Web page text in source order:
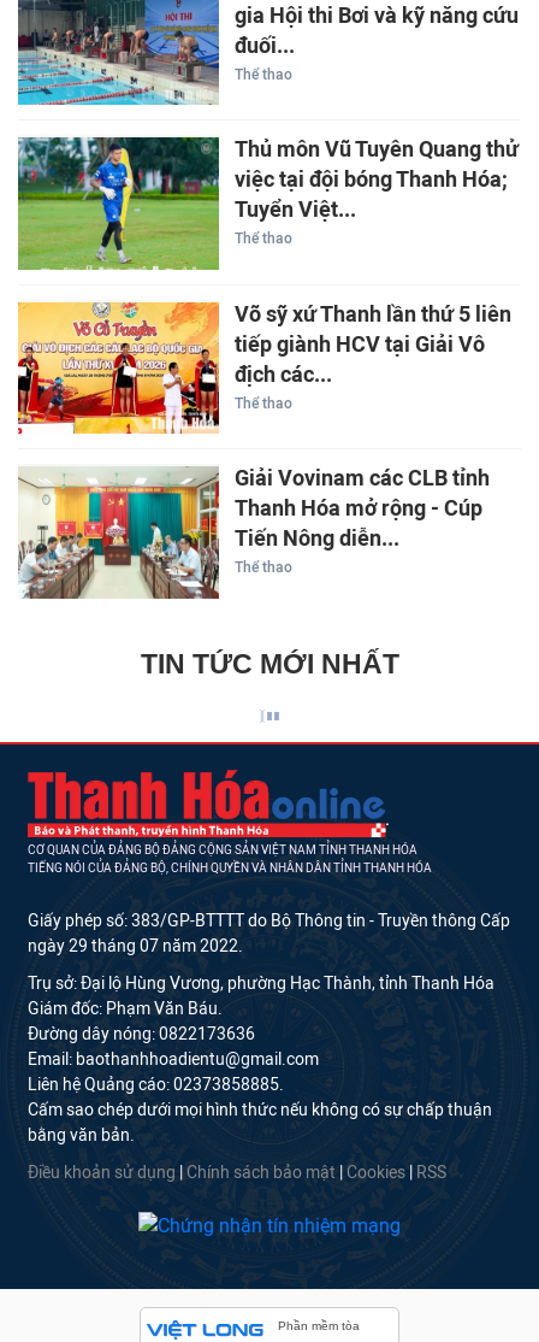
gia Hội thi Bơi và kỹ năng cứu
đuối...
Thể thao
Thủ môn Vũ Tuyên Quang thử
việc tại đội bóng Thanh Hóa;
Tuyển Việt...
Thể thao
Võ sỹ xứ Thanh lần thứ 5 liên
tiếp giành HCV tại Giải Vô
địch các...
Thể thao
Giải Vovinam các CLB tỉnh
Thanh Hóa mở rộng - Cúp
Tiến Nông diễn...
Thể thao
TIN TỨC MỚI NHẤT
CƠ QUAN CỦA ĐẢNG BỘ ĐẢNG CỘNG SẢN VIỆT NAM TỈNH THANH HÓA
TIẾNG NÓI CỦA ĐẢNG BỘ, CHÍNH QUYỀN VÀ NHÂN DÂN TỈNH THANH HÓA
Giấy phép số: 383/GP-BTTTT do Bộ Thông tin - Truyền thông Cấp
ngày 29 tháng 07 năm 2022.
Trụ sở: Đại lộ Hùng Vương, phường Hạc Thành, tỉnh Thanh Hóa
Giám đốc: Phạm Văn Báu.
Đường dây nóng: 0822173636
Email: baothanhhoadientu@gmail.com
Liên hệ Quảng cáo: 02373858885.
Cấm sao chép dưới mọi hình thức nếu không có sự chấp thuận
bằng văn bản.
Điều khoản sử dụng Chính sách bảo mật Cookies RSS
Phần mềm tòa